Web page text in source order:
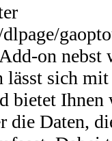
on nebst
lässt sich
bietet Ihnen
Daten,